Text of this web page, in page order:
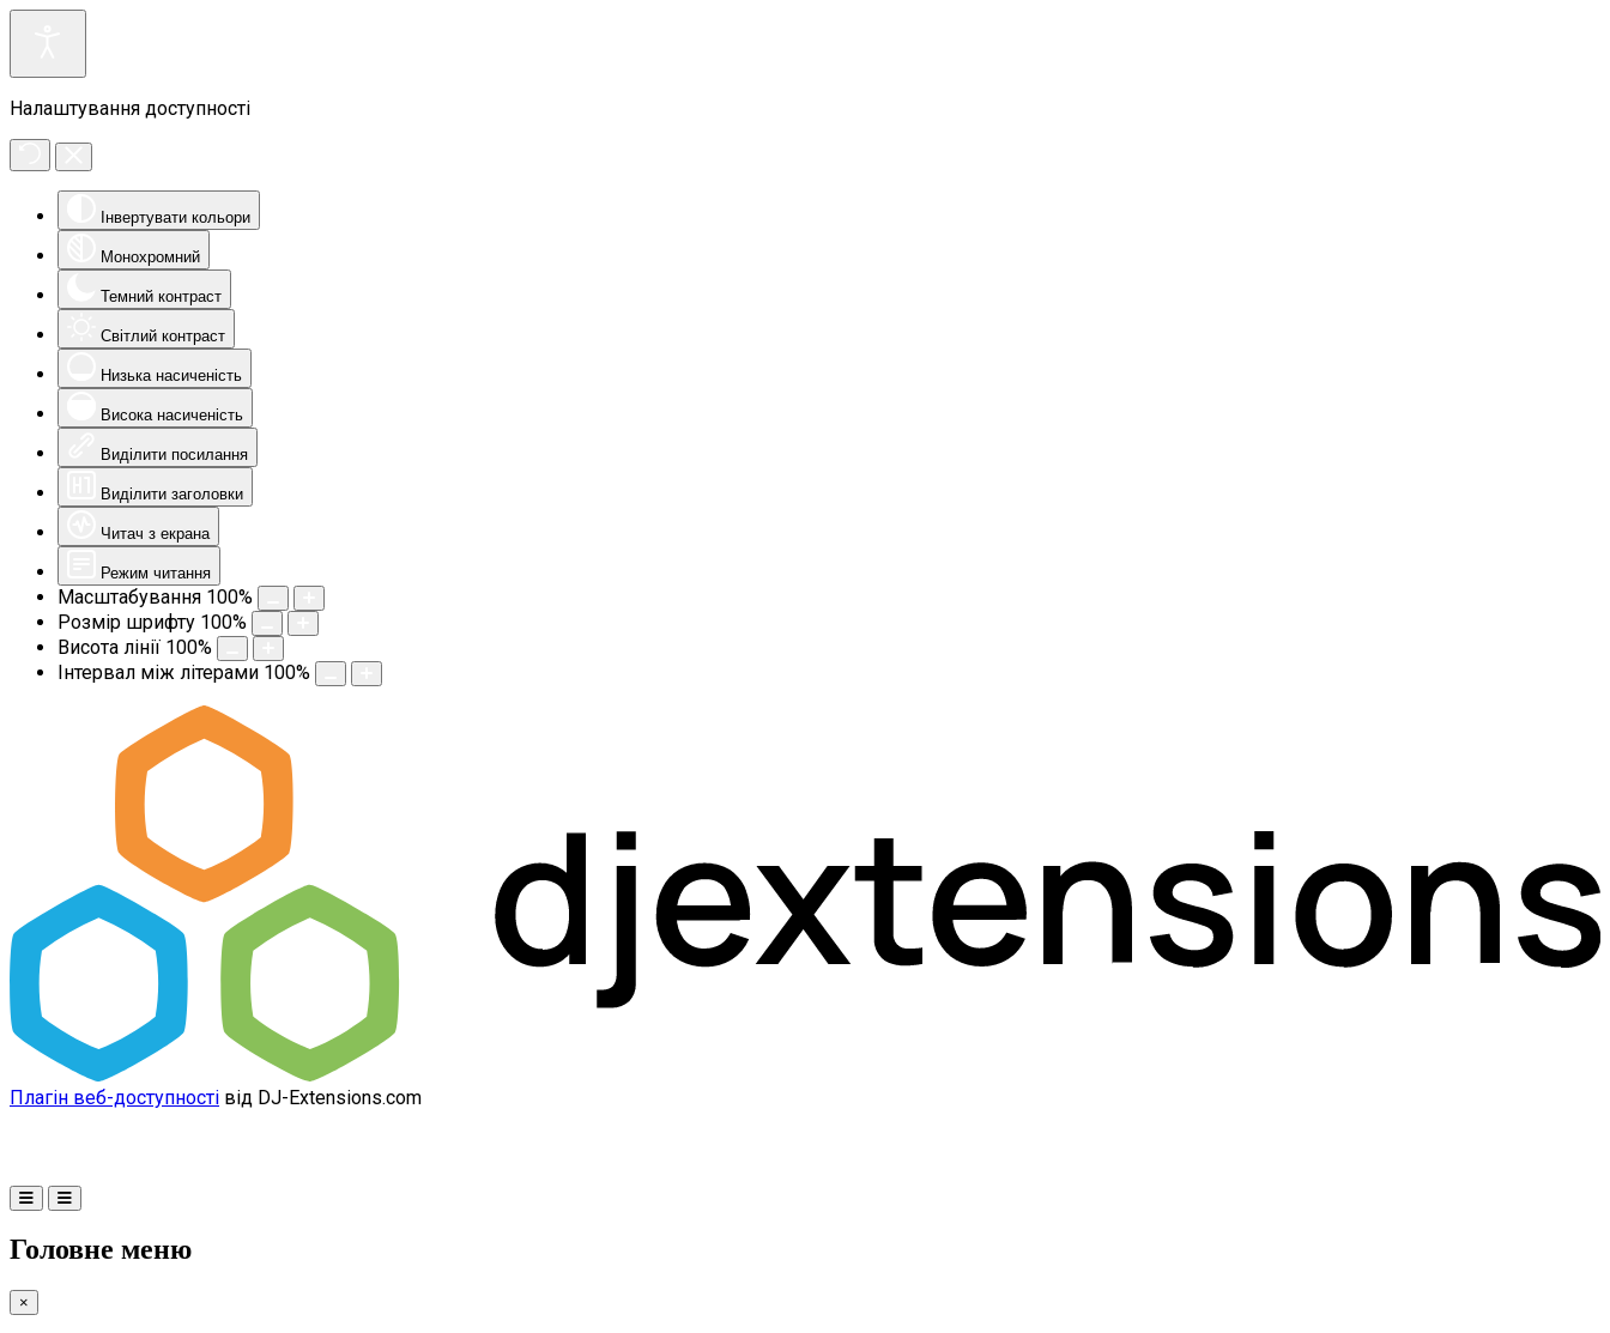
Налаштування доступності
Інвертувати кольори
Монохромний
Темний контраст
Світлий контраст
Низька насиченість
Висока насиченість
Виділити посилання
Виділити заголовки
Читач з екрана
Режим читання
Масштабування 100%
Розмір шрифту 100%
Висота лінії 100%
Інтервал між літерами 100%
Плагін веб-доступності від DJ-Extensions.com
Головне меню
×